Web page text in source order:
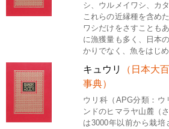
シ、ウルメイワシ、カ
これらの近縁種を含め
ワシだけをさすことも
に漁獲量も多く、日本
かりでなく、魚をはじめ
キュウリ
（日本大
事典）
ウリ科（APG分類：ウ
ンドのヒマラヤ山麓（
は3000年以前から栽